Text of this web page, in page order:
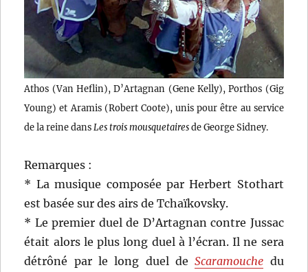
Athos (Van Heflin), D’Artagnan (Gene Kelly), Porthos (Gig
Young) et Aramis (Robert Coote), unis pour être au service
de la reine dansLes trois mousquetairesde George Sidney.
Remarques :
* La musique composée par Herbert Stothart
est basée sur des airs de Tchaïkovsky.
* Le premier duel de D’Artagnan contre Jussac
était alors le plus long duel à l’écran. Il ne sera
détrôné par le long duel deScaramouche du